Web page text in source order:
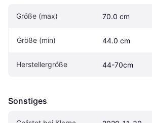
Größe (max) 70.0 cm
Größe (min) 44.0 cm
Herstellergröße 44-70cm
Sonstiges